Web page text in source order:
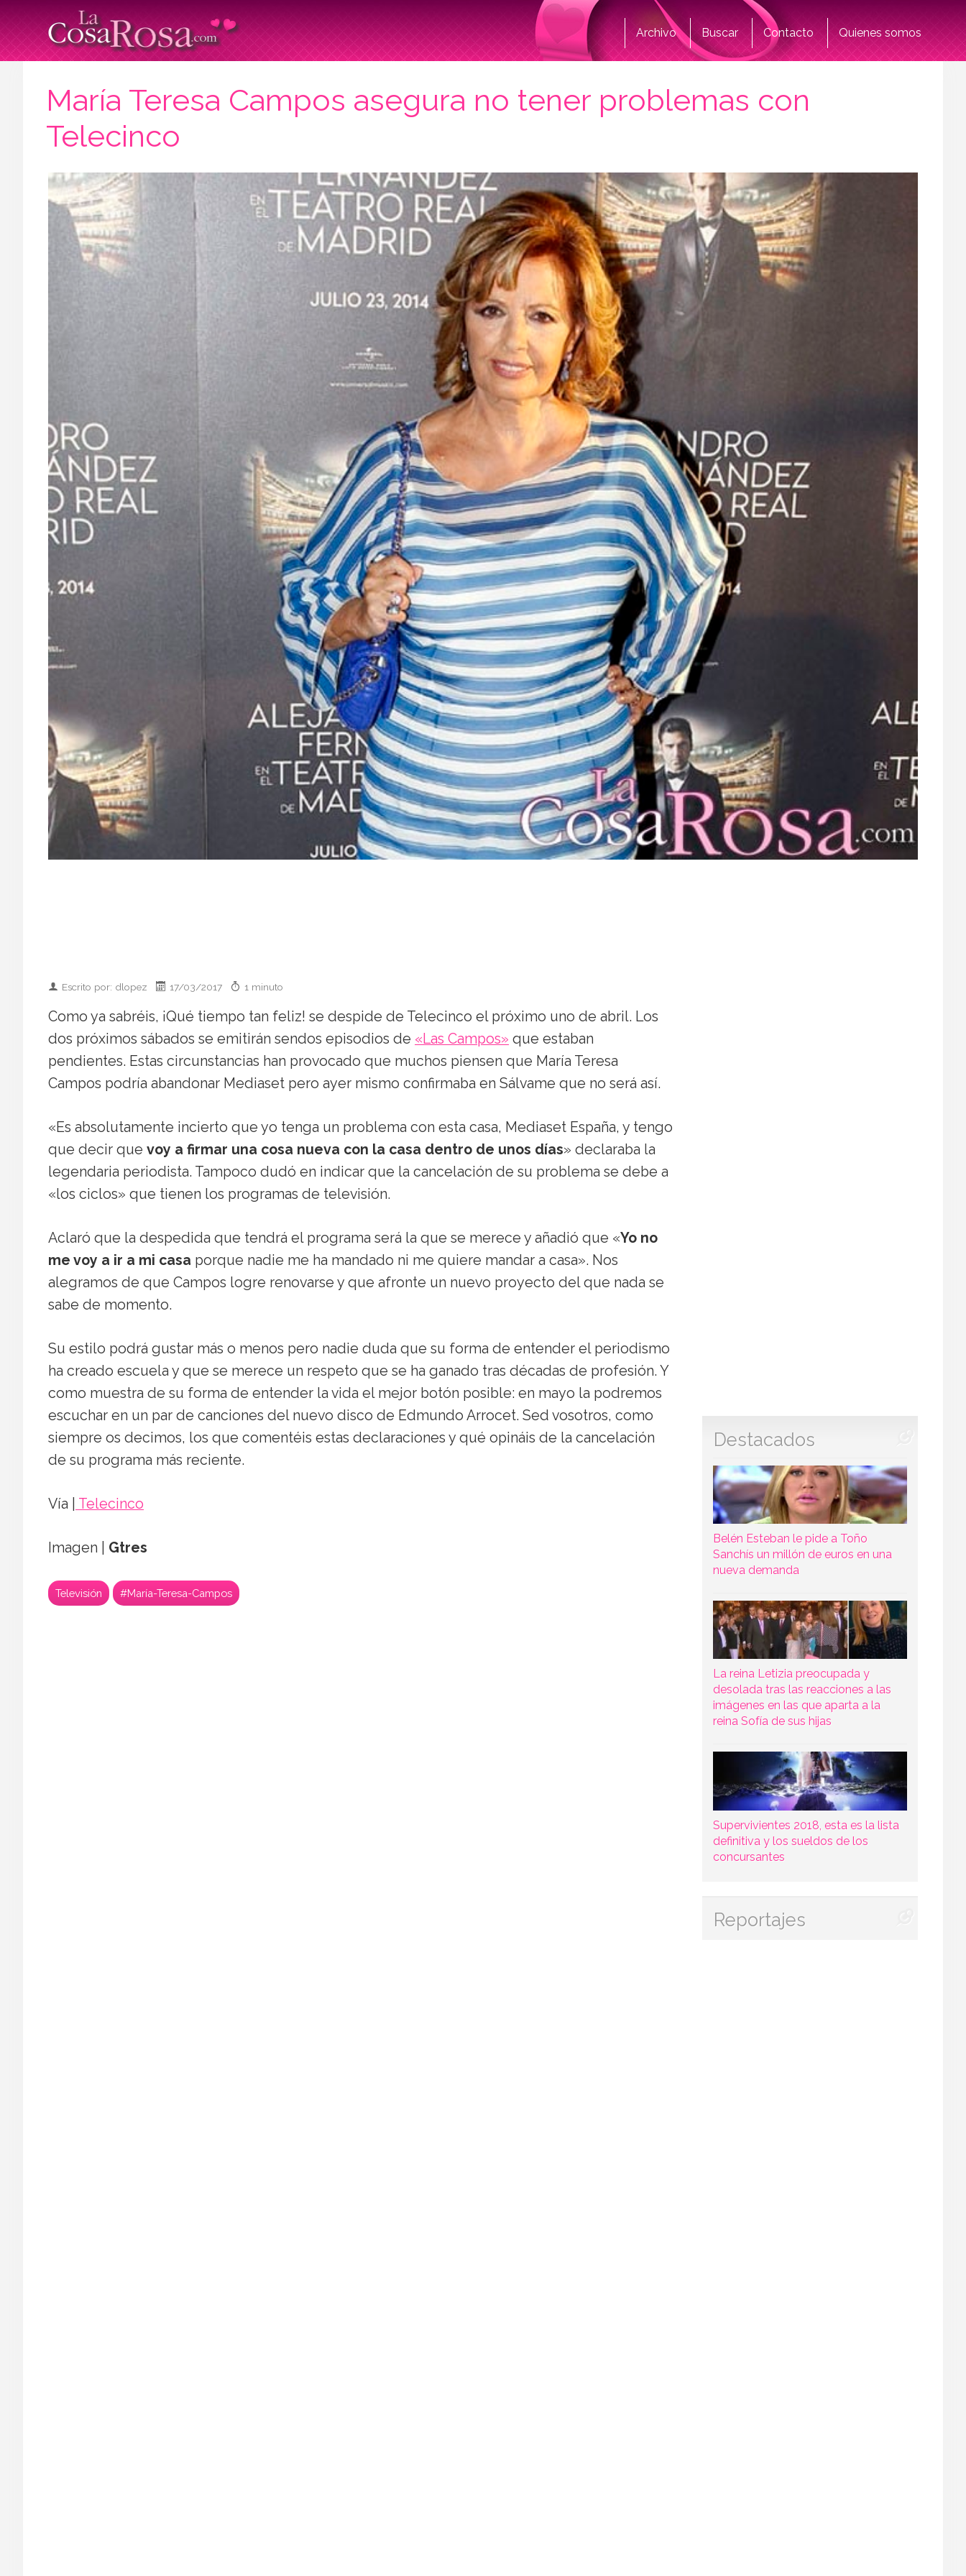
Archivo Buscar Contacto Quienes somos
María Teresa Campos asegura no tener problemas con
Telecinco
Escrito por: dlopez 17/03/2017 1 minuto
Como ya sabréis, ¡Qué tiempo tan feliz! se despide de Telecinco el próximo uno de abril. Los
dos próximos sábados se emitirán sendos episodios de «Las Campos» que estaban
pendientes. Estas circunstancias han provocado que muchos piensen que María Teresa
Campos podría abandonar Mediaset pero ayer mismo confirmaba en Sálvame que no será así.
«Es absolutamente incierto que yo tenga un problema con esta casa, Mediaset España, y tengo
que decir que voy a firmar una cosa nueva con la casa dentro de unos días» declaraba la
legendaria periodista. Tampoco dudó en indicar que la cancelación de su problema se debe a
«los ciclos» que tienen los programas de televisión.
Aclaró que la despedida que tendrá el programa será la que se merece y añadió que «Yo no
me voy a ir a mi casa porque nadie me ha mandado ni me quiere mandar a casa». Nos
alegramos de que Campos logre renovarse y que afronte un nuevo proyecto del que nada se
sabe de momento.
Su estilo podrá gustar más o menos pero nadie duda que su forma de entender el periodismo
ha creado escuela y que se merece un respeto que se ha ganado tras décadas de profesión. Y
como muestra de su forma de entender la vida el mejor botón posible: en mayo la podremos
escuchar en un par de canciones del nuevo disco de Edmundo Arrocet. Sed vosotros, como
siempre os decimos, los que comentéis estas declaraciones y qué opináis de la cancelación
de su programa más reciente.
Vía | Telecinco
Imagen | Gtres
Televisión #María-Teresa-Campos
Destacados
Belén Esteban le pide a Toño
Sanchís un millón de euros en una
nueva demanda
La reina Letizia preocupada y
desolada tras las reacciones a las
imágenes en las que aparta a la
reina Sofía de sus hijas
Supervivientes 2018, esta es la lista
definitiva y los sueldos de los
concursantes
Reportajes